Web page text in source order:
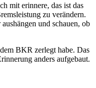
mit erinnere, das ist das
zu verändern.
und schauen, ob
BKR zerlegt habe. Das
anders aufgebaut.